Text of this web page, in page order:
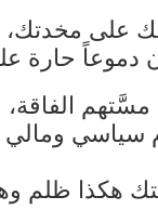
على
دموعاً
مسَّتهم
سياسي
هكذا ظلم